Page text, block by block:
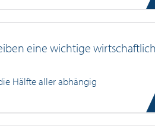
eine wichtige
Hälfte aller abhängig